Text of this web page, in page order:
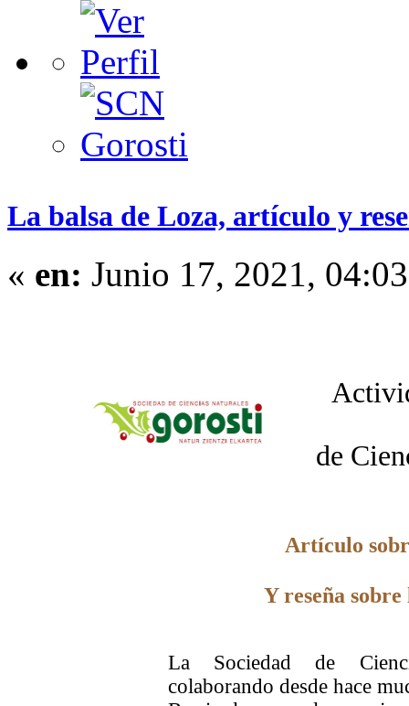
La balsa de Loza, artículo y
« en: Junio 17, 2021,
de
Artículo
Y reseña
La Sociedad de
colaborando desde hace